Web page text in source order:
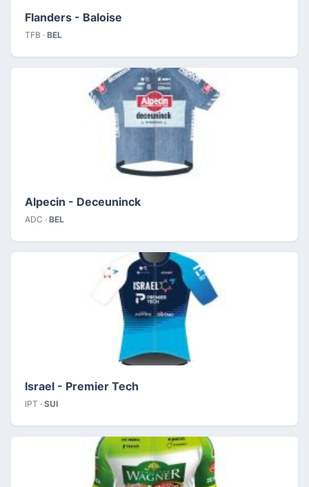
Flanders - Baloise
TFB · BEL
Alpecin - Deceuninck
ADC · BEL
Israel - Premier Tech
IPT · SUI